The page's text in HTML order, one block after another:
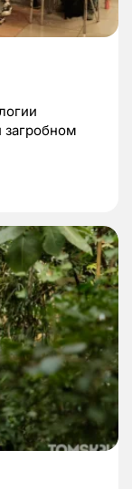
загробном